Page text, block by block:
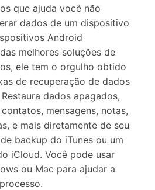
que ajuda você não
dados de um dispositivo
Android
melhores soluções de
ele tem o orgulho obtido
de recuperação de dados
dados apagados,
mensagens, notas,
e mais diretamente de seu
backup do iTunes ou um
iCloud. Você pode usar
ou Mac para ajudar a